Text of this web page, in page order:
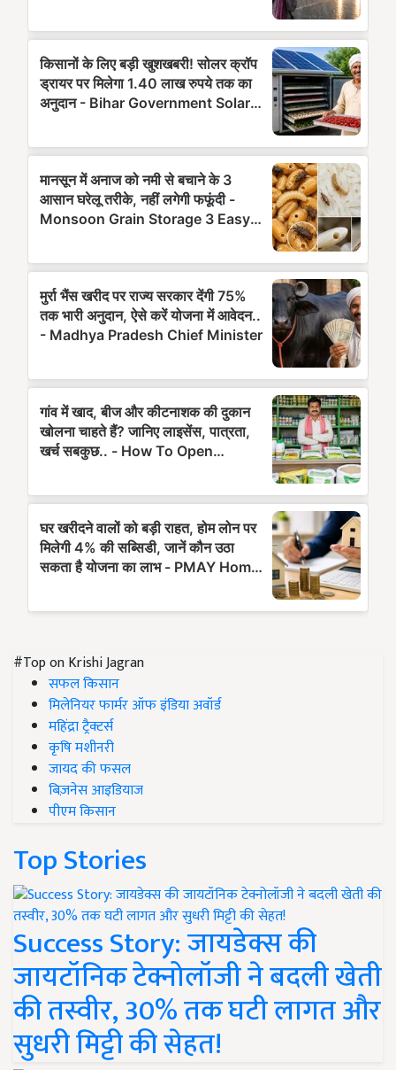
#Top on Krishi Jagran
सफल किसान
मिलेनियर फार्मर ऑफ इंडिया अवॉर्ड
महिंद्रा ट्रैक्टर्स
कृषि मशीनरी
जायद की फसल
बिज़नेस आइडियाज
पीएम किसान
Top Stories
Success Story: जायडेक्स की
जायटॉनिक टेक्नोलॉजी ने बदली खेती
की तस्वीर, 30% तक घटी लागत और
सुधरी मिट्टी की सेहत!